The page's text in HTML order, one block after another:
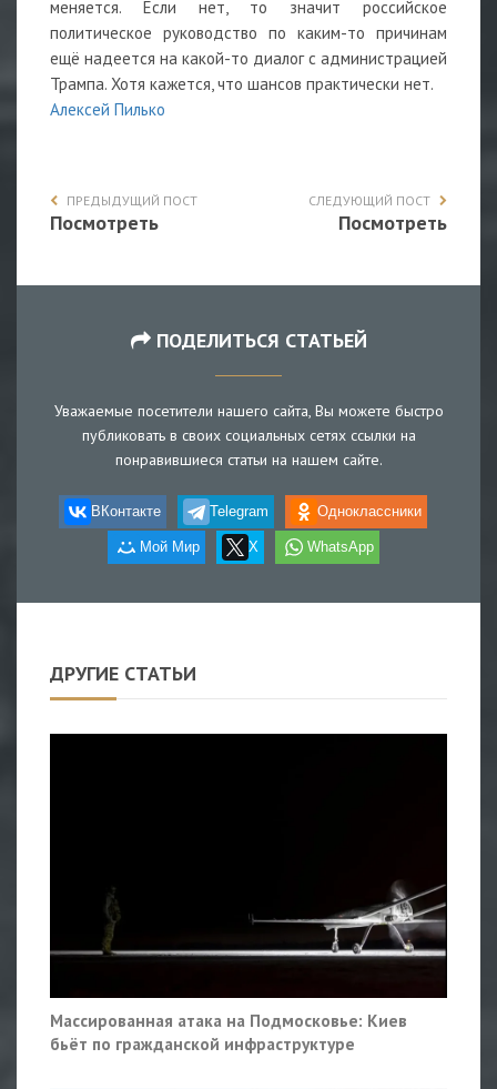
меняется. Если нет, то значит российское
политическое руководство по каким-то причинам
ещё надеется на какой-то диалог с администрацией
Трампа. Хотя кажется, что шансов практически нет.
Алексей Пилько
ПРЕДЫДУЩИЙ ПОСТ
Посмотреть
СЛЕДУЮЩИЙ ПОСТ
Посмотреть
ПОДЕЛИТЬСЯ СТАТЬЕЙ
Уважаемые посетители нашего сайта, Вы можете быстро
публиковать в своих социальных сетях ссылки на
понравившиеся статьи на нашем сайте.
ВКонтакте Telegram Одноклассники
Мой Мир X WhatsApp
ДРУГИЕ СТАТЬИ
Массированная атака на Подмосковье: Киев
бьёт по гражданской инфраструктуре